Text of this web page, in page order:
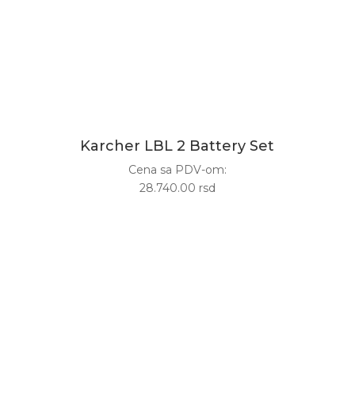
Karcher LBL 2 Battery Set
Cena sa PDV-om:
28.740.00 rsd